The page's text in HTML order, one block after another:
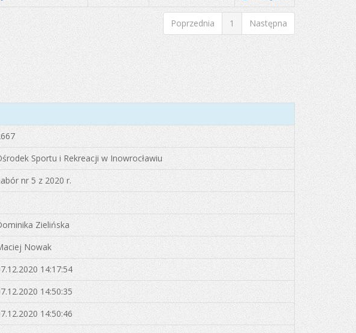
Poprzednia 1 Następna
Sportu i Rekreacji w Inowrocławiu
nr 5 z 2020 r.
Zielińska
Nowak
14:17:54
14:50:35
14:50:46